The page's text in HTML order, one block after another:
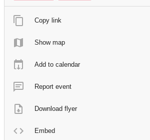
Copy link
Show map
Add to calendar
Report event
Download flyer
Embed